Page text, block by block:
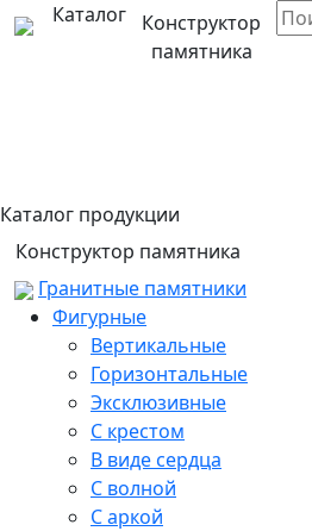
Каталог
Конструктор
памятника
Каталог продукции
Конструктор памятника
Гранитные памятники
Фигурные
Вертикальные
Горизонтальные
Эксклюзивные
С крестом
В виде сердца
С волной
С аркой